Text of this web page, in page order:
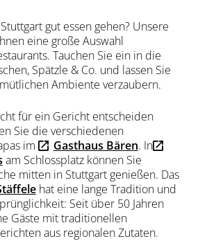
gut essen gehen? Unsere
eine große Auswahl
Tauchen Sie ein in die
Spätzle & Co. und lassen Sie
Ambiente verzaubern.
für ein Gericht entscheiden
Sie die verschiedenen
im
Gasthaus Bären. In
am Schlossplatz können Sie
mitten in Stuttgart genießen. Das
hat eine lange Tradition und
Seit über 50 Jahren
Gäste mit traditionellen
aus regionalen Zutaten.